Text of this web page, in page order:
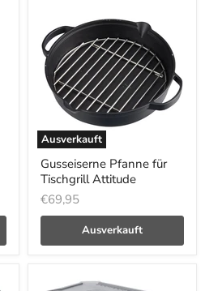
Ausverkauft
Gusseiserne Pfanne für
Tischgrill Attitude
€69,95
Ausverkauft